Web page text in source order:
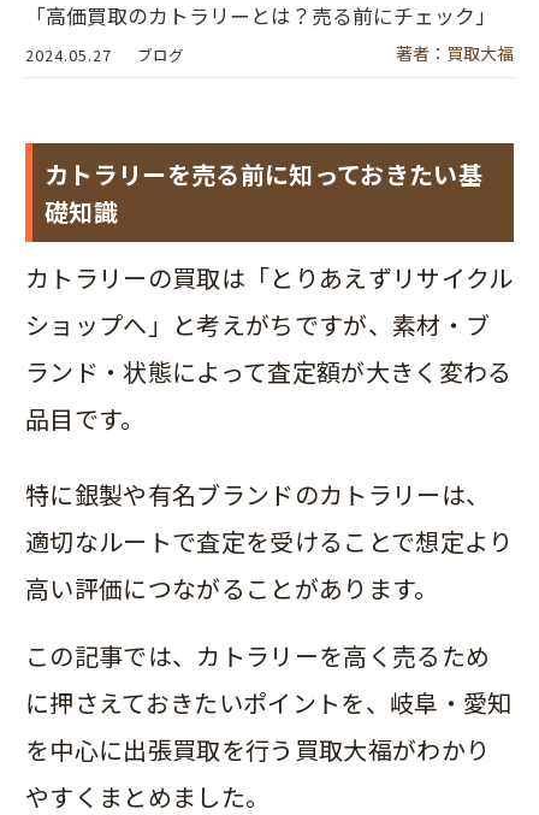
「高価買取のカトラリーとは？売る前にチェック」
2024.05.27 ブログ 著者：買取大福
カトラリーを売る前に知っておきたい基
礎知識
カトラリーの買取は「とりあえずリサイクル
ショップへ」と考えがちですが、素材・ブ
ランド・状態によって査定額が大きく変わる
品目です。
特に銀製や有名ブランドのカトラリーは、
適切なルートで査定を受けることで想定より
高い評価につながることがあります。
この記事では、カトラリーを高く売るため
に押さえておきたいポイントを、岐阜・愛知
を中心に出張買取を行う買取大福がわかり
やすくまとめました。